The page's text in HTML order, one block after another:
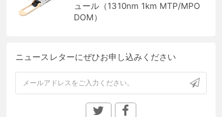
ュール（1310nm 1km MTP/MPO
DOM）
ニュースレターにぜひお申し込みください